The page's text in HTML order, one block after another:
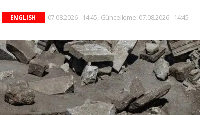
ENGLISH 07.08.2026 - 14:45, Güncelleme: 07.08.2026 - 14:45